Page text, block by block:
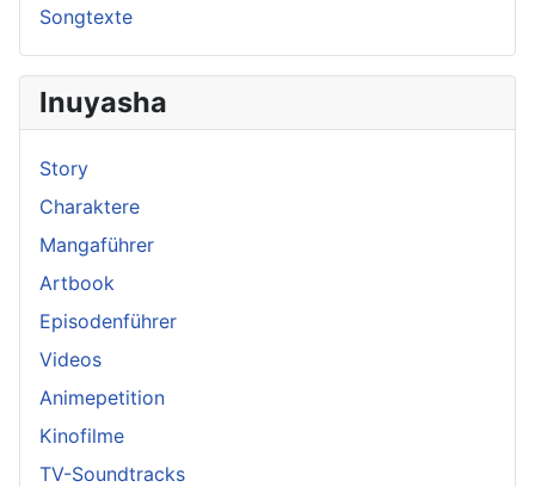
Songtexte
Inuyasha
Story
Charaktere
Mangaführer
Artbook
Episodenführer
Videos
Animepetition
Kinofilme
TV-Soundtracks